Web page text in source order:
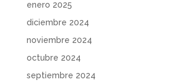
enero 2025
diciembre 2024
noviembre 2024
octubre 2024
septiembre 2024